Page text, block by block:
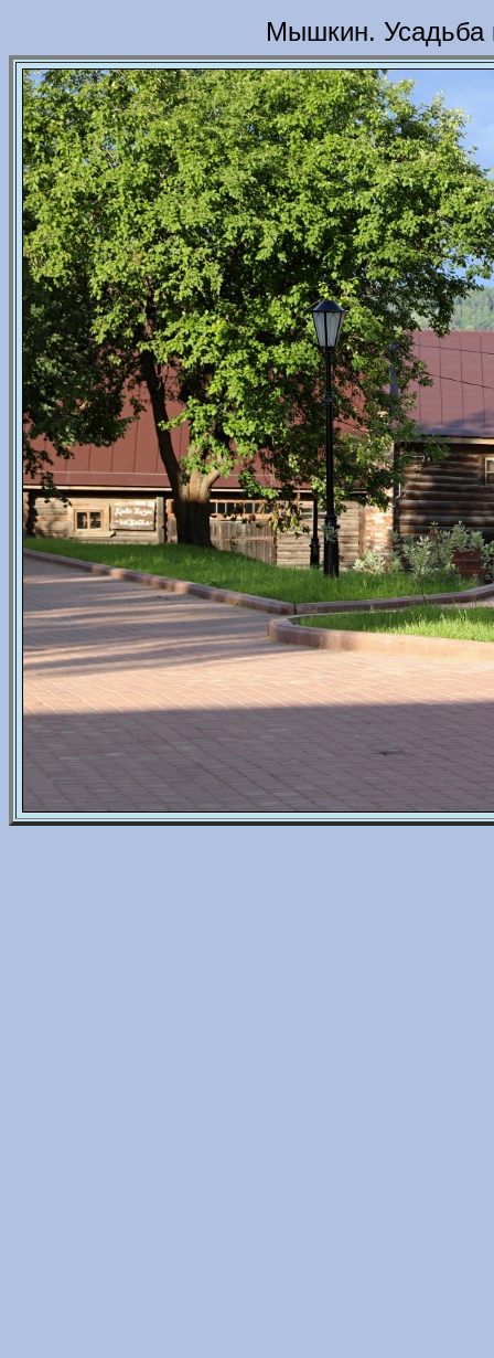
Мышкин. Усадьба